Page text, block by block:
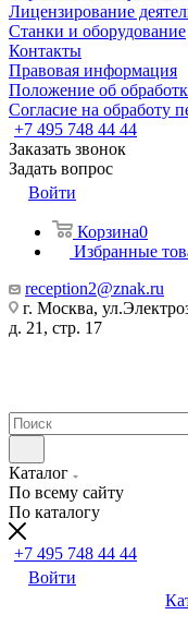
Лицензирование
Станки и оборудование
Контакты
Правовая информация
Положение об
Согласие на обработу
+7 495 748 44 44
Заказать звонок
Задать вопрос
Войти
Корзина0
Избранные
reception2@znak.ru
г. Москва,
д. 21, стр. 17
Каталог
По всему сайту
По каталогу
+7 495 748 44 44
Войти